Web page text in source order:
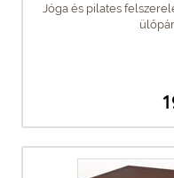
Jóga és pilates